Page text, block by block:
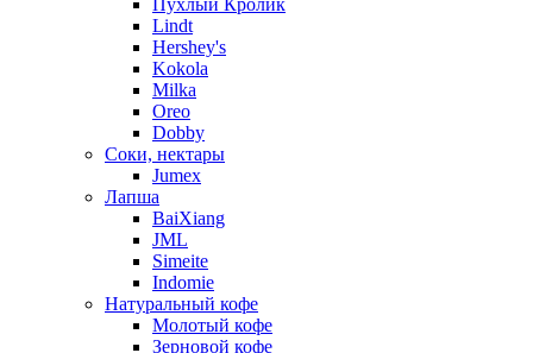
Пухлый Кролик
Lindt
Hershey's
Kokola
Milka
Oreo
Dobby
Соки, нектары
Jumex
Лапша
BaiXiang
JML
Simeite
Indomie
Натуральный кофе
Молотый кофе
Зерновой кофе